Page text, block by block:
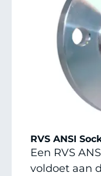
RVS ANSI
Een RVS
voldoet aan